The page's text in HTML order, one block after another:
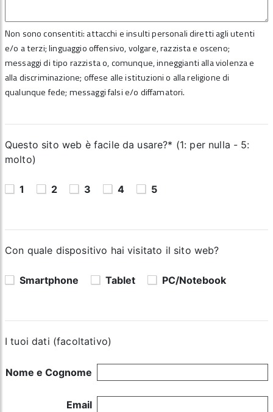
Non sono consentiti: attacchi e insulti personali diretti agli utenti
e/o a terzi; linguaggio offensivo, volgare, razzista e osceno;
messaggi di tipo razzista o, comunque, inneggianti alla violenza e
alla discriminazione; offese alle istituzioni o alla religione di
qualunque fede; messaggi falsi e/o diffamatori.
Questo sito web è facile da usare?* (1: per nulla - 5:
molto)
1 2 3 4 5
Con quale dispositivo hai visitato il sito web?
Smartphone Tablet PC/Notebook
I tuoi dati (facoltativo)
Nome e Cognome
Email